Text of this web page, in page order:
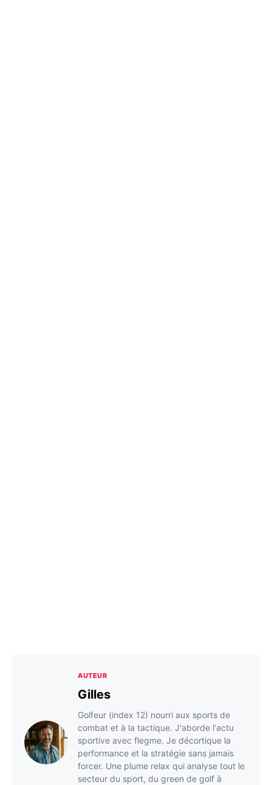
AUTEUR
Gilles
Golfeur (index 12) nourri aux sports de
combat et à la tactique. J'aborde l'actu
sportive avec flegme. Je décortique la
performance et la stratégie sans jamais
forcer. Une plume relax qui analyse tout le
secteur du sport, du green de golf à